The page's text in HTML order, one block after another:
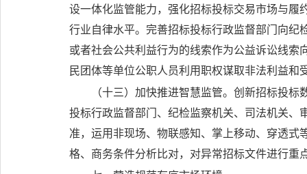
设一体化监管能力，强化招标投标交易市场与履
行业自律水平。完善招标投标行政监督部门向纪
或者社会公共利益行为的线索作为公益诉讼线
民团体等单位公职人员利用职权谋取非法利益
（十三）加快推进智慧监管。 创新招标投标
投标行政监督部门、纪检监察机关、司法机关、
准，运用非现场、物联感知、掌上移动、穿透
格、商务条件分析比对，对异常招标文件进行重